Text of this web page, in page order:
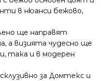
в нюанси бежово,
ще направят
а визията чудесно ще
така и в модерен
за Домтекс и